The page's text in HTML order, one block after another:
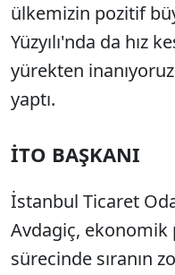
ülkemizin pozitif
Yüzyılı'nda da hız
yürekten
yaptı.
İTO BAŞKANI
İstanbul Ticaret
Avdagiç, ekonomik
sürecinde sıranın